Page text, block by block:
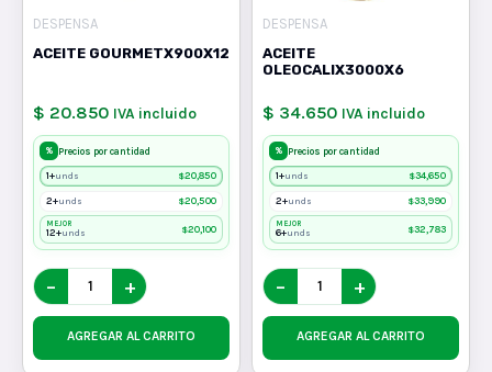
DESPENSA
ACEITE GOURMETX900X12
$ 20.850 IVA incluido
% Precios por cantidad
1+unds $20,850
2+unds $20,500
MEJOR
12+unds $20,100
− +
AGREGAR AL CARRITO
DESPENSA
ACEITE
OLEOCALIX3000X6
$ 34.650 IVA incluido
% Precios por cantidad
1+unds $34,650
2+unds $33,990
MEJOR
6+unds $32,783
− +
AGREGAR AL CARRITO